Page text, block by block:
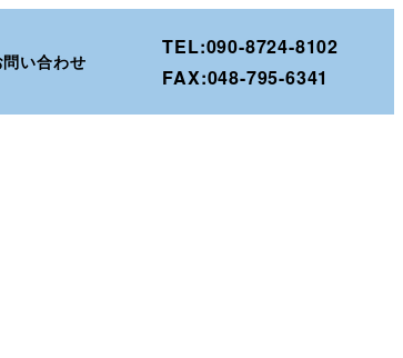
問い合わせ
TEL:090-8724-8102
FAX:048-795-6341